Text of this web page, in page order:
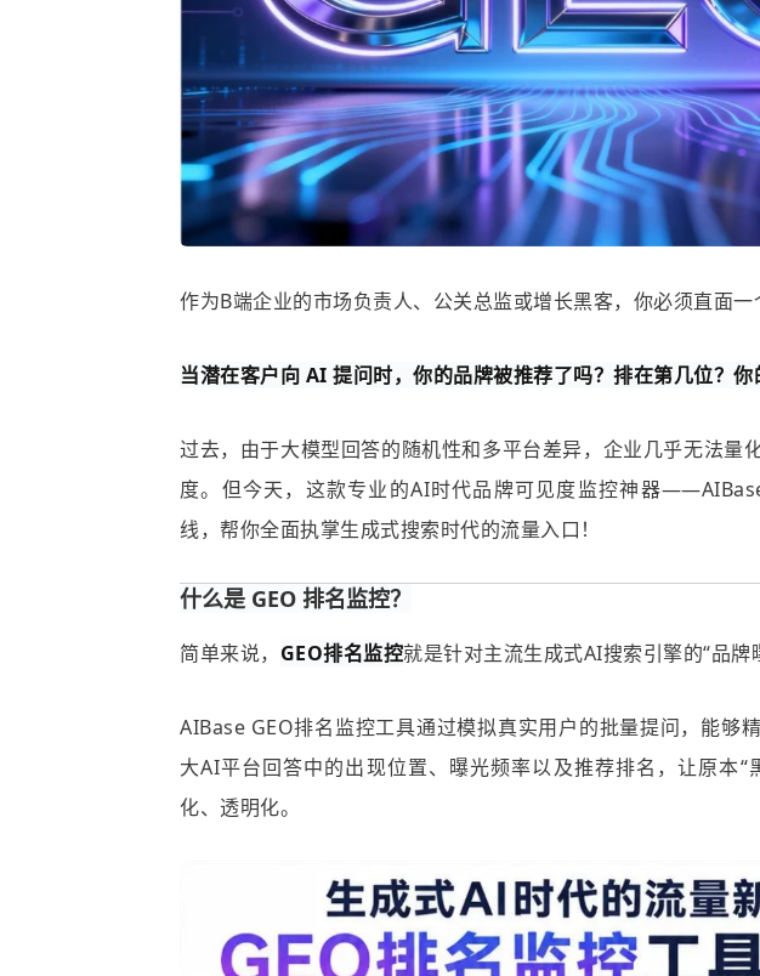
作为B端企业的市场负责人、公关总监或增长黑客，你必须直面一
当潜在客户向 AI 提问时，你的品牌被推荐了吗？排在第几位？你
过去，由于大模型回答的随机性和多平台差异，企业几乎无法量
度。但今天，这款专业的AI时代品牌可见度监控神器
线，帮你全面执掌生成式搜索时代的流量入口！
什么是 GEO 排名监控？
简单来说， GEO排名监控就是针对主流生成式AI搜索引擎的“品牌
AIBase GEO排名监控工具通过模拟真实用户的批量提问，能够
大AI平台回答中的出现位置、曝光频率以及推荐排名，让原本“
化、透明化。